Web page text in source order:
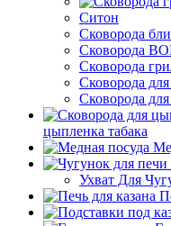
Ситон
Сковорода
Сковорода
Сковорода
Сковорода
Сковорода для
цыпленка табака
Ухват Для